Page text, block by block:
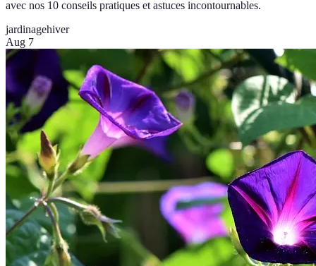
avec nos 10 conseils pratiques et astuces incontournables.
jardinagehiver
Aug 7